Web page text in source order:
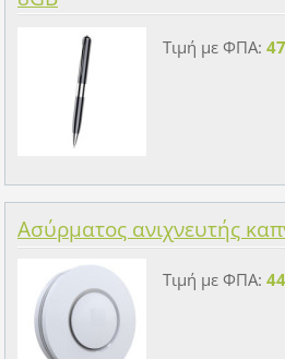
Τιμή με ΦΠΑ:
Ασύρματος ανιχνευτής
Τιμή με ΦΠΑ: